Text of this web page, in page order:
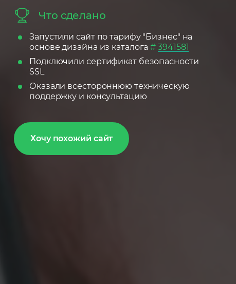
Что сделано
Запустили сайт по тарифу "Бизнес" на
основе дизайна из каталога#3941581
Подключили сертификат безопасности
SSL
Оказали всестороннюю техническую
поддержку и консультацию
Хочу похожий сайт